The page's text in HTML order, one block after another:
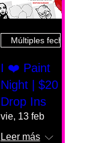
Múltiples fechas
I ❤️ Paint
Night | $20
Drop Ins
vie, 13 feb
Leer más